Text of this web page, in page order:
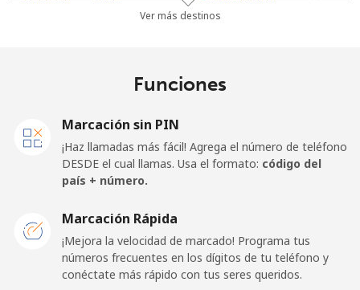
Ver más destinos
Funciones
Marcación sin PIN
¡Haz llamadas más fácil! Agrega el número de teléfono
DESDE el cual llamas. Usa el formato: código del
país + número.
Marcación Rápida
¡Mejora la velocidad de marcado! Programa tus
números frecuentes en los dígitos de tu teléfono y
conéctate más rápido con tus seres queridos.